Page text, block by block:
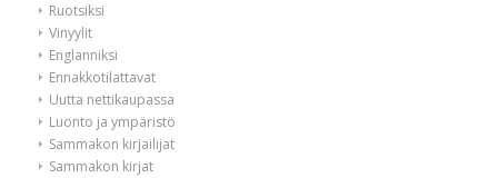
Ruotsiksi
Vinyylit
Englanniksi
Ennakkotilattavat
Uutta nettikaupassa
Luonto ja ympäristö
Sammakon kirjailijat
Sammakon kirjat